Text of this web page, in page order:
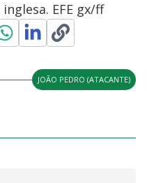
EFE gx/ff
JOÃO PEDRO (ATACANTE)